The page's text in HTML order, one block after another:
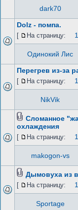
dark70
Dolz - помпа.
[ На страницу: 1
Одинокий Лис
Перегрев из-за
[ На страницу: 1
NikVik
Сломанное
охлаждения
[ На страницу: 1
makogon-vs
Дымовуха из
[ На страницу: 1
Sportage